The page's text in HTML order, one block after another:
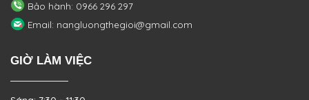
Bảo hành: 0966 296 297
Email: nangluongthegioi@gmail.com
GIỜ LÀM VIỆC